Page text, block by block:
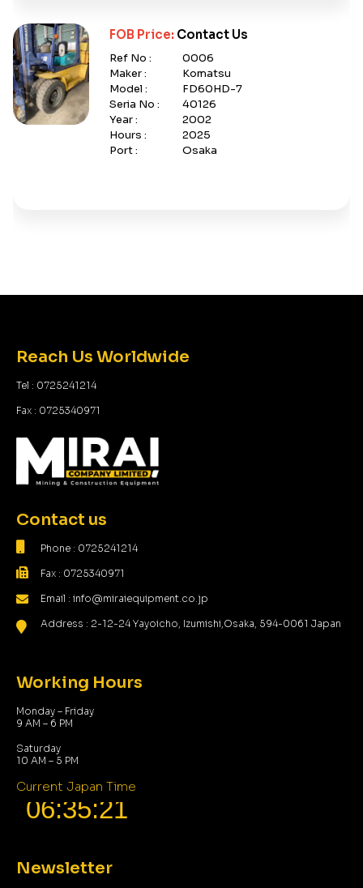
FOB Price: Contact Us
Ref No :
0006
Maker :
Komatsu
Model :
FD60HD-7
Seria No :
40126
Year :
2002
Hours :
2025
Port :
Osaka
Reach Us Worldwide
Tel : 0725241214
Fax : 0725340971
Contact us
Phone : 0725241214
Fax : 0725340971
Email : info@miraiequipment.co.jp
Address : 2-12-24 Yayoicho, Izumishi,Osaka, 594-0061 Japan
Working Hours
Monday – Friday
9 AM – 6 PM
Saturday
10 AM – 5 PM
Current Japan Time
Newsletter